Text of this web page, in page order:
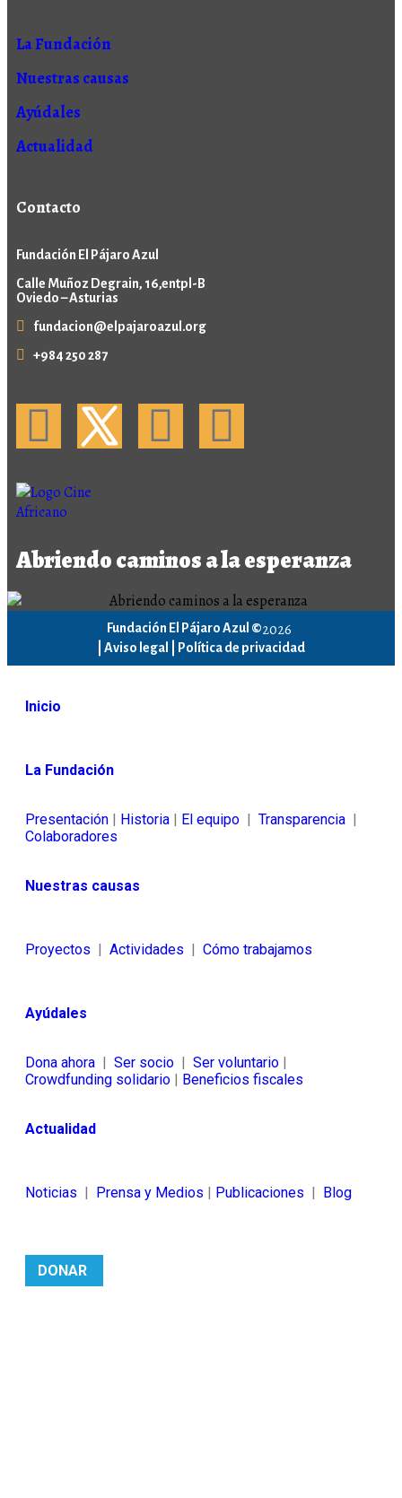
La Fundación
Nuestras causas
Ayúdales
Actualidad
Contacto
Fundación El Pájaro Azul
Calle Muñoz Degrain, 16,entpl-B
Oviedo – Asturias
fundacion@elpajaroazul.org
+984 250 287
Abriendo caminos a la esperanza
Fundación El Pájaro Azul ©2026
Aviso legal | Política de privacidad
Inicio
La Fundación
Presentación | Historia | El equipo | Transparencia |
Colaboradores
Nuestras causas
Proyectos | Actividades | Cómo trabajamos
Ayúdales
Dona ahora | Ser socio | Ser voluntario |
Crowdfunding solidario | Beneficios fiscales
Actualidad
Noticias | Prensa y Medios | Publicaciones | Blog
DONAR